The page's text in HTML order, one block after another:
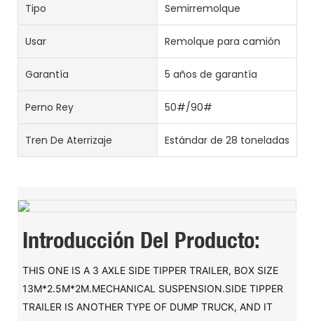
Tipo Semirremolque
Usar Remolque para camión
Garantía 5 años de garantía
Perno Rey 50#/90#
Tren De Aterrizaje Estándar de 28 toneladas
Introducción Del Producto:
THIS ONE IS A 3 AXLE SIDE TIPPER TRAILER, BOX SIZE
13M*2.5M*2M.MECHANICAL SUSPENSION.SIDE TIPPER
TRAILER IS ANOTHER TYPE OF DUMP TRUCK, AND IT